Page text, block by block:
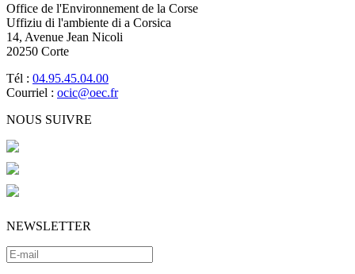
Office de l'Environnement de la Corse
Uffiziu di l'ambiente di a Corsica
14, Avenue Jean Nicoli
20250 Corte
Tél : 04.95.45.04.00
Courriel : ocic@oec.fr
NOUS SUIVRE
NEWSLETTER